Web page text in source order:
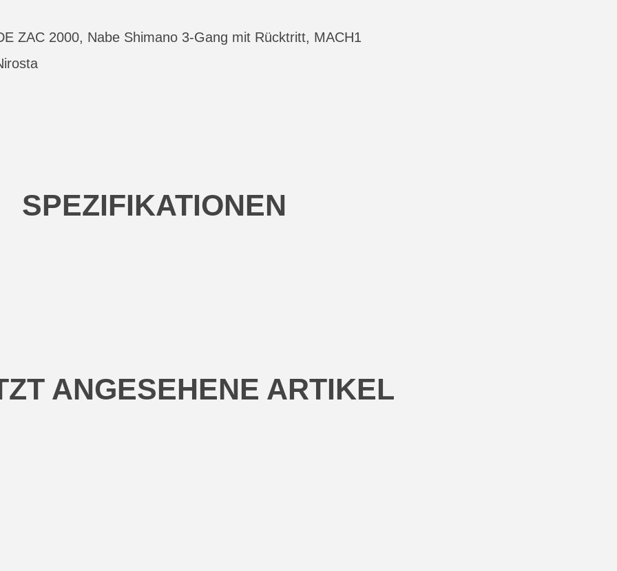
ZAC 2000, Nabe Shimano 3-Gang mit Rücktritt, MACH1
SPEZIFIKATIONEN
ANGESEHENE ARTIKEL